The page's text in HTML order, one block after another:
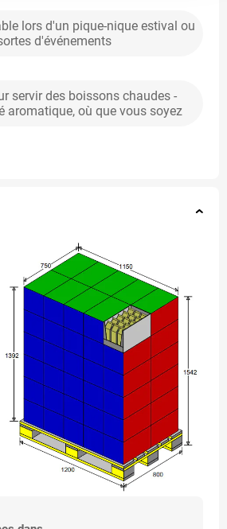
lors d'un pique-nique estival ou
d'événements
servir des boissons chaudes -
aromatique, où que vous soyez